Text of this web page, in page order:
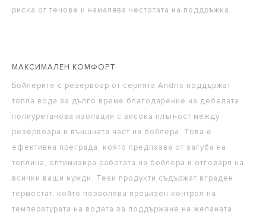
риска от течове и намалява честотата на поддръжка.
МАКСИМАЛЕН КОМФОРТ
Бойлерите с резервоар от серията Andris поддържат
топла вода за дълго време благодарение на дебелата
полиуретанова изолация с висока плътност между
резервоара и външната част на бойлера. Това е
ефективна преграда, която предпазва от загуба на
топлина, оптимизира работата на бойлера и отговаря на
всички ваши нужди. Тези продукти съдържат вграден
термостат, който позволява прецизен контрол на
температурата на водата за поддържане на желаната